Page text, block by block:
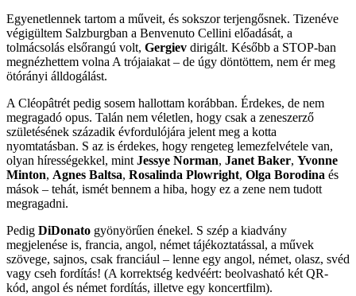
Egyenetlennek tartom a műveit, és sokszor terjengősnek. Tizenéve
végigültem Salzburgban a Benvenuto Cellini előadását, a
tolmácsolás elsőrangú volt, Gergiev dirigált. Később a STOP-ban
megnézhettem volna A trójaiakat – de úgy döntöttem, nem ér meg
ötórányi álldogálást.
A Cléopâtrét pedig sosem hallottam korábban. Érdekes, de nem
megragadó opus. Talán nem véletlen, hogy csak a zeneszerző
születésének századik évfordulójára jelent meg a kotta
nyomtatásban. S az is érdekes, hogy rengeteg lemezfelvétele van,
olyan hírességekkel, mintJessye Norman, Janet Baker, Yvonne
Minton, Agnes Baltsa, Rosalinda Plowright, Olga Borodina és
mások – tehát, ismét bennem a hiba, hogy ez a zene nem tudott
megragadni.
Pedig DiDonato gyönyörűen énekel. S szép a kiadvány
megjelenése is, francia, angol, német tájékoztatással, a művek
szövege, sajnos, csak franciául – lenne egy angol, német, olasz, svéd
vagy cseh fordítás! (A korrektség kedvéért: beolvasható két QR-
kód, angol és német fordítás, illetve egy koncertfilm).